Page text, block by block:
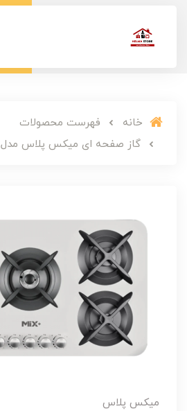
خانه
فهرست محصولات
گاز صفحه ای میکس پلاس مدل IG503W
میکس پلاس